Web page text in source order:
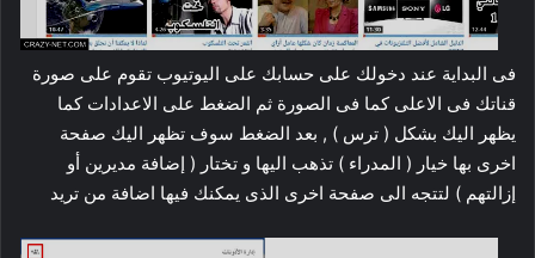
فى البداية عند دخولك على حسابك على اليوتيوب تقوم على صورة
قناتك فى الاعلى كما فى الصورة ثم الضغط على الاعدادات كما
يظهر اليك بشكل ( ترس ) , بعد الضغط سوف تظهر اليك صفحة
اخرى بها خيار ( المدراء ) تذهب اليها و تختار ( إضافة مديرين أو
إزالتهم ) لتتجه الى صفحة اخرى الذى يمكنك فيها اضافة من تريد